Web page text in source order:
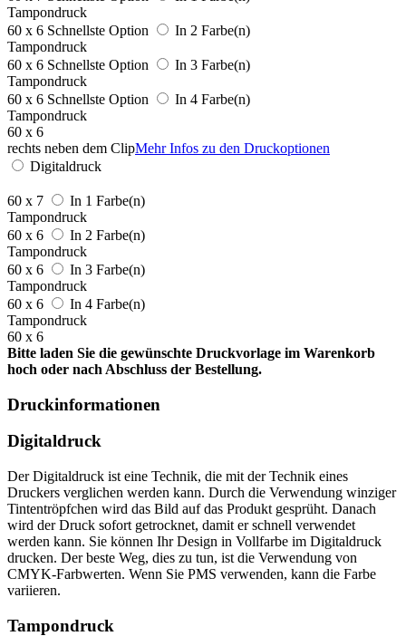
Tampondruck
60 x 6 Schnellste Option
In 2 Farbe(n)
Tampondruck
60 x 6 Schnellste Option
In 3 Farbe(n)
Tampondruck
60 x 6 Schnellste Option
In 4 Farbe(n)
Tampondruck
60 x 6
rechts neben dem ClipMehr Infos zu den Druckoptionen
Digitaldruck
60 x 7
In 1 Farbe(n)
Tampondruck
60 x 6
In 2 Farbe(n)
Tampondruck
60 x 6
In 3 Farbe(n)
Tampondruck
60 x 6
In 4 Farbe(n)
Tampondruck
60 x 6
Bitte laden Sie die gewünschte Druckvorlage im Warenkorb
hoch oder nach Abschluss der Bestellung.
Druckinformationen
Digitaldruck
Der Digitaldruck ist eine Technik, die mit der Technik eines
Druckers verglichen werden kann. Durch die Verwendung winziger
Tintentröpfchen wird das Bild auf das Produkt gesprüht. Danach
wird der Druck sofort getrocknet, damit er schnell verwendet
werden kann. Sie können Ihr Design in Vollfarbe im Digitaldruck
drucken. Der beste Weg, dies zu tun, ist die Verwendung von
CMYK-Farbwerten. Wenn Sie PMS verwenden, kann die Farbe
variieren.
Tampondruck